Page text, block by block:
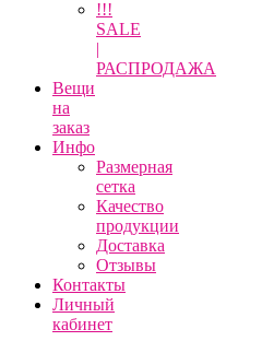
!!!
SALE
|
РАСПРОДАЖА
Вещи
на
заказ
Инфо
Размерная
сетка
Качество
продукции
Доставка
Отзывы
Контакты
Личный
кабинет